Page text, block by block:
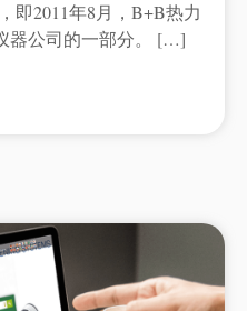
即2011年8月，B+B热力
器公司的一部分。 […]